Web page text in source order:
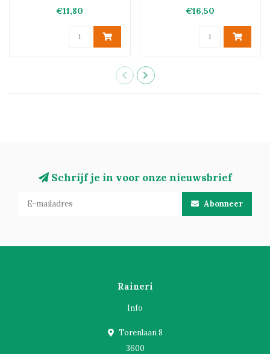
€11,80 €16,50
Schrijf je in voor onze nieuwsbrief
Abonneer
Raineri
Info
Torenlaan 8
3600